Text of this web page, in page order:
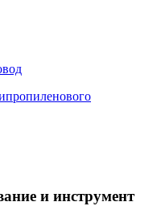
и инструмент